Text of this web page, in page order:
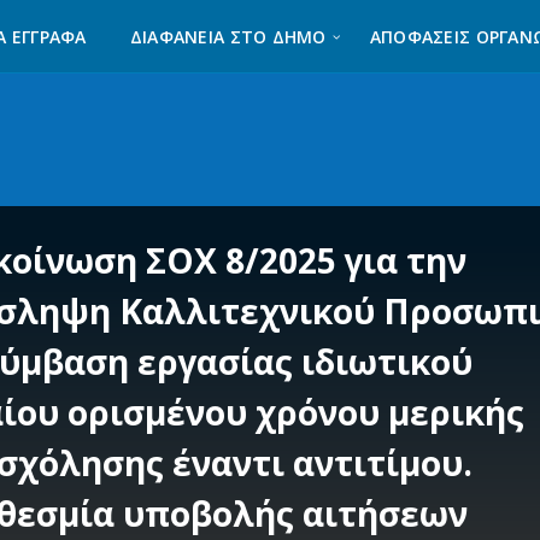
ΈΓΓΡΑΦΑ ΔΙΑΦΆΝΕΙΑ ΣΤΟ ΔΉΜΟ ΑΠΟΦΑΣΕΙΣ
ΣΟΧ 8/2025 για την
Καλλιτεχνικού
εργασίας ιδιωτικού
ορισμένου χρόνου μερικής
έναντι αντιτίμου.
υποβολής αιτήσεων